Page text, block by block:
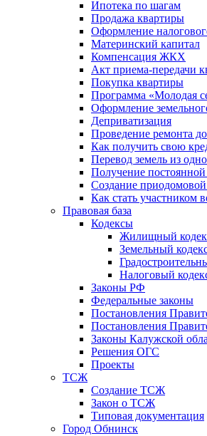
Ипотека по шагам
Продажа квартиры
Оформление
Материнский капитал
Компенсация ЖКХ
Акт приема-передачи
Покупка квартиры
Программа «Молодая
Оформление
Деприватизация
Проведение ремонта
Как получить свою
Перевод земель из
Получение
Создание приодомовой
Как стать участником
Правовая база
Кодексы
Жилищный
Земельный
Налоговый
Законы РФ
Федеральные законы
Постановления
Постановления
Законы Калужской
Решения ОГС
Проекты
ТСЖ
Создание ТСЖ
Закон о ТСЖ
Типовая документация
Город Обнинск